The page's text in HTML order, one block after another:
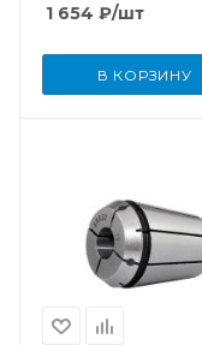
1 654 ₽/шт
В КОРЗИНУ